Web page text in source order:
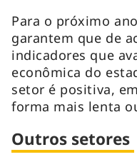
Para o próximo
garantem que de
indicadores que
econômica do
setor é positiva,
forma mais lenta
Outros setores